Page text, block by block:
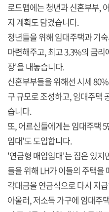
로드맵에는 청년과 신혼부부,
지 계획도 담겼습니다.
청년들을 위해 임대주택과 기
마련해주고, 최고 3.3%의 금
장'을 내놓습니다.
신혼부부들을 위해선 시세
구 규모로 조성하고, 임대주택
습니다.
또, 어르신들에게는 임대주택
임대'도 도입합니다.
'연금형 매입임대'는 집은 있지
들을 위해 LH가 이들의 주택을
각대금을 연금식으로 다시 지
아울러, 저소득 가구에 임대주